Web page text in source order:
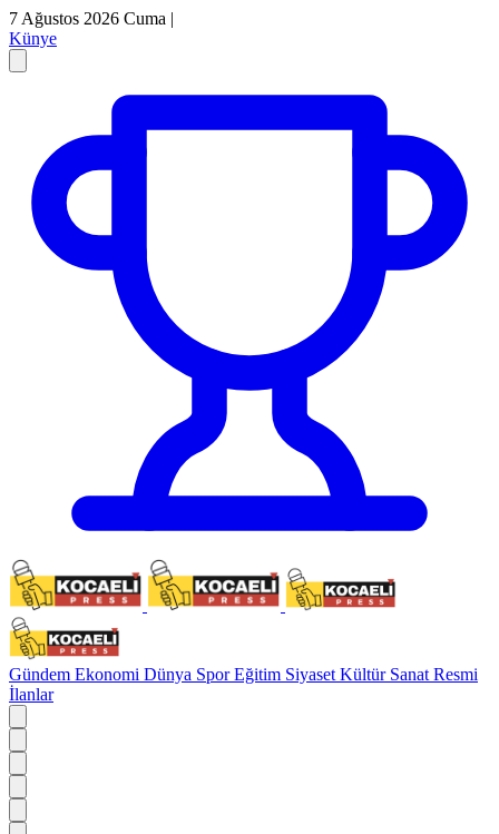
7 Ağustos 2026 Cuma |
Künye
Gündem Ekonomi Dünya SporEğitim Siyaset Kültür Sanat Resmi
İlanlar